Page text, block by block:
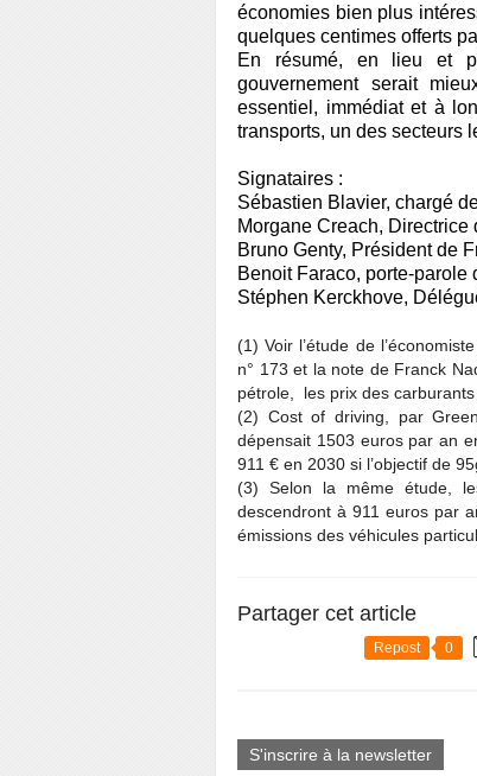
économies bien plus
quelques centimes offerts
En résumé, en lieu et
gouvernement serait
essentiel, immédiat et à
transports, un des secteurs
Signataires :
Sébastien Blavier, chargé
Morgane Creach,
Bruno Genty, Président de
Benoit Faraco, porte-parole
Stéphen Kerckhove,
(1) Voir l’étude de
n° 173 et la note de Franck
pétrole, les prix des
(2) Cost of driving, par
dépensait 1503 euros par an
911 € en 2030 si l’objectif de
(3) Selon la même étude,
descendront à 911 euros par
émissions des véhicules
Partager cet article
Repost 0
S'inscrire à la newsletter